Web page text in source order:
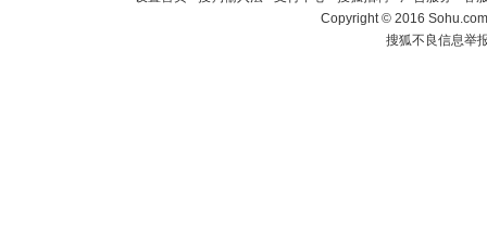
Copyright©2016
搜狐不良信息举